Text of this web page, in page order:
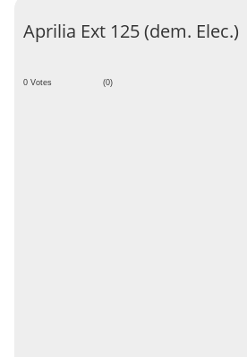
Aprilia Ext 125 (dem. Elec.)
0 Votes (0)